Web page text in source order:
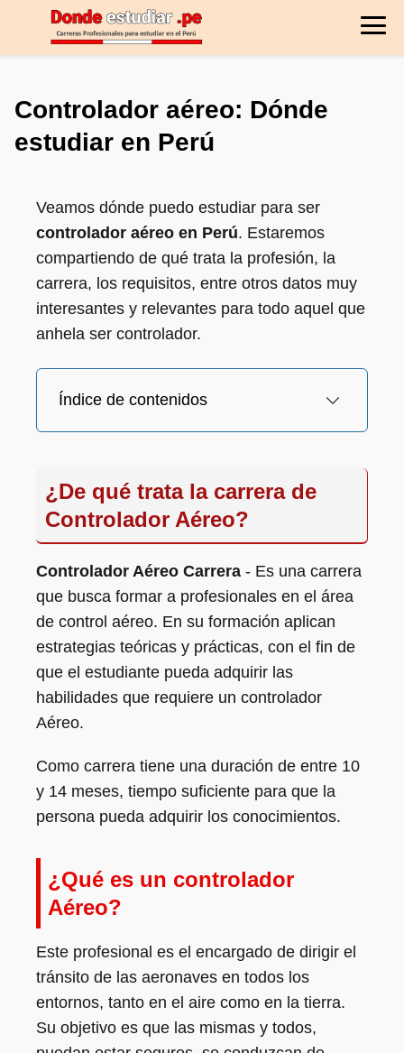
Controlador aéreo: Dónde
estudiar en Perú
Veamos dónde puedo estudiar para ser
controlador aéreo en Perú. Estaremos
compartiendo de qué trata la profesión, la
carrera, los requisitos, entre otros datos muy
interesantes y relevantes para todo aquel que
anhela ser controlador.
Índice de contenidos
¿De qué trata la carrera de
Controlador Aéreo?
Controlador Aéreo Carrera - Es una carrera
que busca formar a profesionales en el área
de control aéreo. En su formación aplican
estrategias teóricas y prácticas, con el fin de
que el estudiante pueda adquirir las
habilidades que requiere un controlador
Aéreo.
Como carrera tiene una duración de entre 10
y 14 meses, tiempo suficiente para que la
persona pueda adquirir los conocimientos.
¿Qué es un controlador
Aéreo?
Este profesional es el encargado de dirigir el
tránsito de las aeronaves en todos los
entornos, tanto en el aire como en la tierra.
Su objetivo es que las mismas y todos,